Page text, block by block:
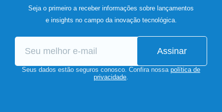
Seja o primeiro a receber informações sobre lançamentos
e insights no campo da inovação tecnológica.
Assinar
Seus dados estão seguros conosco. Confira nossa política de
privacidade.